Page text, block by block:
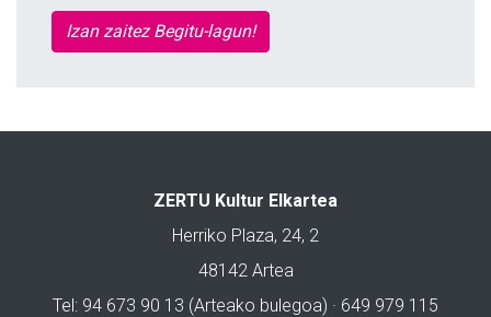
Izan zaitez Begitu-lagun!
ZERTU Kultur Elkartea
Herriko Plaza, 24, 2
48142 Artea
Tel: 94 673 90 13 (Arteako bulegoa) · 649 979 115